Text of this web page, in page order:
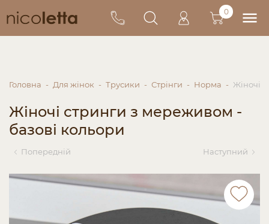
0
Головна Для жінок Трусики Стрінги Норма Жіночі
Жіночі стринги з мереживом -
базові кольори
Попередній Наступний